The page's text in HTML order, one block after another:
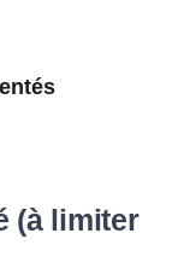
(à limiter